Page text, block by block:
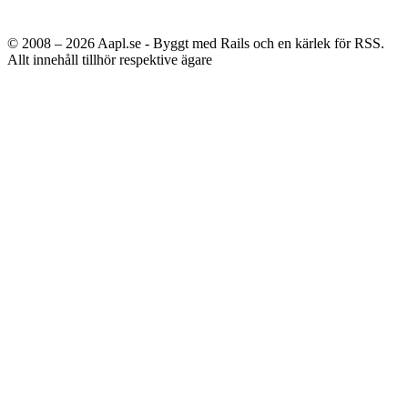
© 2008 – 2026 Aapl.se - Byggt med Rails och en kärlek för RSS.
Allt innehåll tillhör respektive ägare